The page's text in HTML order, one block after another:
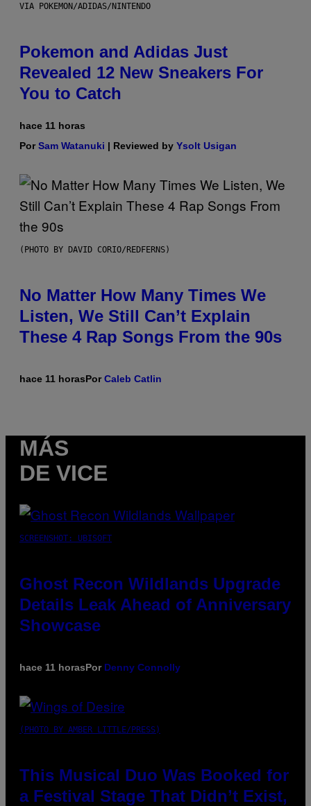
VIA POKEMON/ADIDAS/NINTENDO
Pokemon and Adidas Just
Revealed 12 New Sneakers For
You to Catch
hace 11 horas
PorSam Watanuki | Reviewed by Ysolt Usigan
(PHOTO BY DAVID CORIO/REDFERNS)
No Matter How Many Times We
Listen, We Still Can’t Explain
These 4 Rap Songs From the 90s
hace 11 horasPorCaleb Catlin
MÁS
DE VICE
SCREENSHOT: UBISOFT
Ghost Recon Wildlands Upgrade
Details Leak Ahead of Anniversary
Showcase
hace 11 horasPor Denny Connolly
(PHOTO BY AMBER LITTLE/PRESS)
This Musical Duo Was Booked for
a Festival Stage That Didn’t Exist,